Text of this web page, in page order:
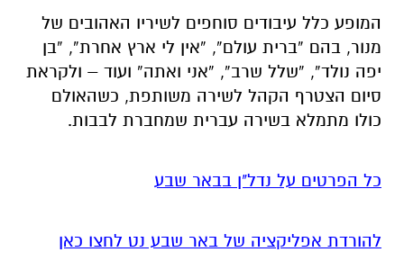
כולו מתמלא בשירה עברית שמחברת לבבות.
כל הפרטים על נדל"ן בבאר שבע
בפרסומינו צילום שיש לכם זכויות בו, אתם רשאים